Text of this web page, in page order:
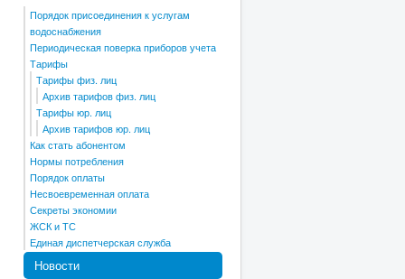
Порядок присоединения к услугам
водоснабжения
Периодическая поверка приборов учета
Тарифы
Тарифы физ. лиц
Архив тарифов физ. лиц
Тарифы юр. лиц
Архив тарифов юр. лиц
Как стать абонентом
Нормы потребления
Порядок оплаты
Несвоевременная оплата
Секреты экономии
ЖСК и ТС
Единая диспетчерская служба
Новости